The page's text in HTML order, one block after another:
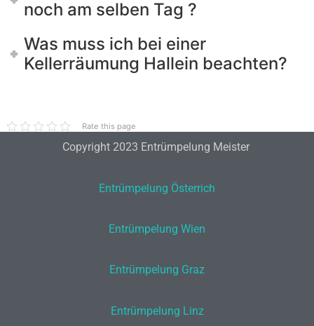
noch am selben Tag ?
Was muss ich bei einer
Kellerräumung Hallein beachten?
Rate this page
Copyright 2023 Entrümpelung Meister
Entrümpelung Österrich
Entrümpelung Wien
Entrümpelung Graz
Entrümpelung Linz